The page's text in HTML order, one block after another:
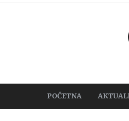
POČETNA